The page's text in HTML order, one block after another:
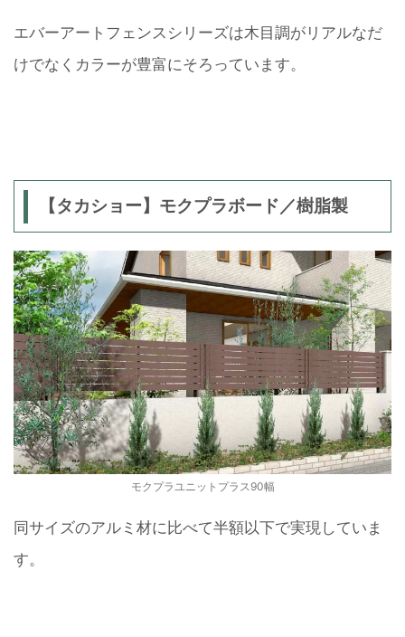
エバーアートフェンスシリーズは木目調がリアルなだ
けでなくカラーが豊富にそろっています。
【タカショー】モクプラボード／樹脂製
モクプラユニットプラス90幅
同サイズのアルミ材に比べて半額以下で実現していま
す。